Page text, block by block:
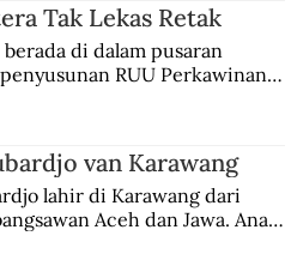
Tak Lekas Retak
di dalam pusaran
RUU Perkawinan.
van Karawang
lahir di Karawang dari
Aceh dan Jawa. Anak